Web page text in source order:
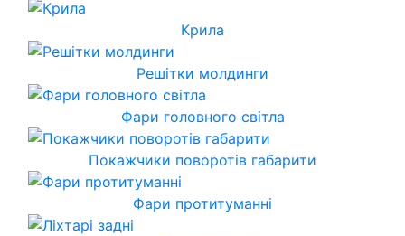
Крила
Решітки молдинги
Фари головного світла
Покажчики поворотів габарити
Фари протитуманні